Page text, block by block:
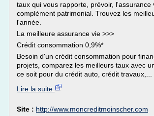
taux qui vous rapporte, prévoir, l'assurance
complément patrimonial. Trouvez les
l'année.
La meilleure assurance vie >>>
Crédit consommation 0,9%*
Besoin d'un crédit consommation pour
projets, comparez les meilleurs taux avec
ce soit pour du crédit auto, crédit travaux,...
Lire la suite
Site : http://www.moncreditmoinscher.com